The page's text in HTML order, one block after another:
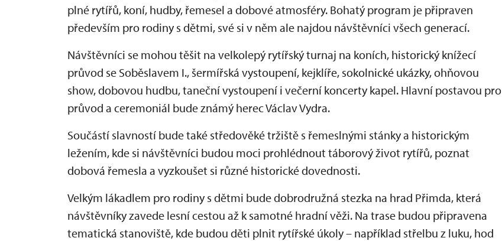
plné rytířů, koní, hudby, řemesel a dobové atmosféry. Bohatý program je připraven
především pro rodiny s dětmi, své si v něm ale najdou návštěvníci všech generací.
Návštěvníci se mohou těšit na velkolepý rytířský turnaj na koních, historický knížecí
průvod se Soběslavem I., šermířská vystoupení, kejklíře, sokolnické ukázky, ohňovou
show, dobovou hudbu, taneční vystoupení i večerní koncerty kapel. Hlavní postavou pro
průvod a ceremoniál bude známý herec Václav Vydra.
Součástí slavností bude také středověké tržiště s řemeslnými stánky a historickým
ležením, kde si návštěvníci budou moci prohlédnout táborový život rytířů, poznat
dobová řemesla a vyzkoušet si různé historické dovednosti.
Velkým lákadlem pro rodiny s dětmi bude dobrodružná stezka na hrad Přimda, která
návštěvníky zavede lesní cestou až k samotné hradní věži. Na trase budou připravena
tematická stanoviště, kde budou děti plnit rytířské úkoly – například střelbu z luku, hod